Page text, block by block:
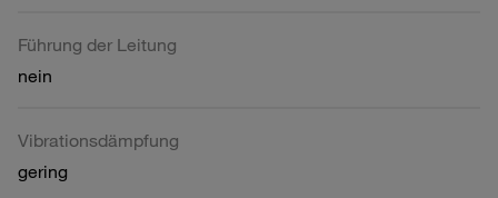
Führung der Leitung
nein
Vibrationsdämpfung
gering